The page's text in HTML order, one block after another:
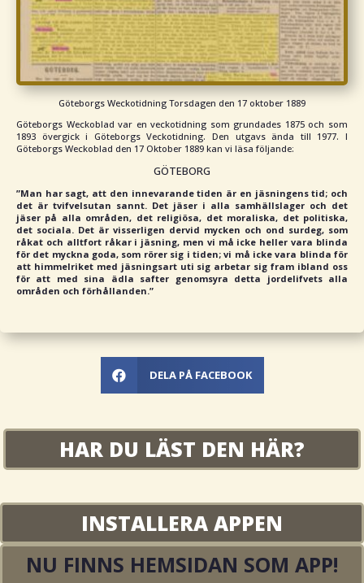
Göteborgs Weckotidning Torsdagen den 17 oktober 1889
Göteborgs Weckoblad var en veckotidning som grundades 1875 och som
1893 övergick i Göteborgs Veckotidning. Den utgavs ända till 1977. I
Göteborgs Weckoblad den 17 Oktober 1889 kan vi läsa följande:
GÖTEBORG
”Man har sagt, att den innevarande tiden är en jäsningens tid; och
det är tvifvelsutan sannt. Det jäser i alla samhällslager och det
jäser på alla områden, det religiösa, det moraliska, det politiska,
det sociala. Det är visserligen dervid mycken och ond surdeg, som
råkat och alltfort råkar i jäsning, men vi må icke heller vara blinda
för det myckna goda, som rörer sig i tiden; vi må icke vara blinda för
att himmelriket med jäsningsart uti sig arbetar sig fram ibland oss
för att med sina ädla safter genomsyra detta jordelifvets alla
områden och förhållanden.”
 DELA PÅ FACEBOOK
HAR DU LÄST DEN HÄR?
INSTALLERA APPEN
NU FINNS HEMSIDAN SOM APP!